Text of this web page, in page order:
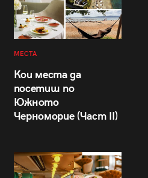
МЕСТА
Кои места да
посетиш по
Южното
Черноморие (Част II)